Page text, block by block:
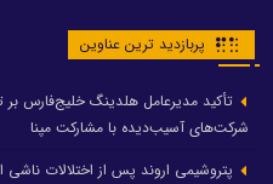
پربازدید ترین عناوین
تأکید مدیرعامل هلدینگ خلیج‌فارس بر
شرکت‌های آسیب‌دیده با مشارکت مپنا